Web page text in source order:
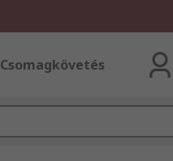
Csomagkövetés